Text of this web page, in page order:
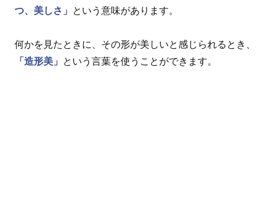
つ、美しさ」
という意味があります。
何かを見たときに、その形が美しいと感じられるとき、
「造形美」
という言葉を使うことができます。